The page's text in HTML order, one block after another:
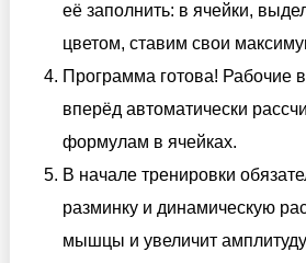
её заполнить: в ячейки,
цветом, ставим свои
Программа готова! Рабочие
вперёд автоматически
формулам в ячейках.
В начале тренировки
разминку и динамическую
мышцы и увеличит